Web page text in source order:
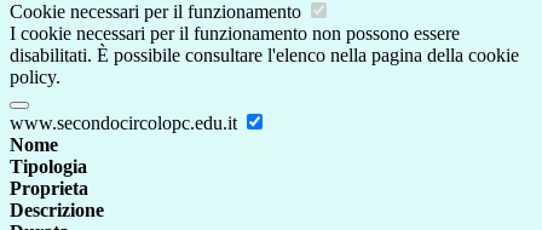
Cookie necessari per il funzionamento
I cookie necessari per il funzionamento non possono essere
disabilitati. È possibile consultare l'elenco nella pagina della cookie
policy.
www.secondocircolopc.edu.it
Nome
Tipologia
Proprieta
Descrizione